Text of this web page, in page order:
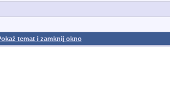
temat i zamknij okno